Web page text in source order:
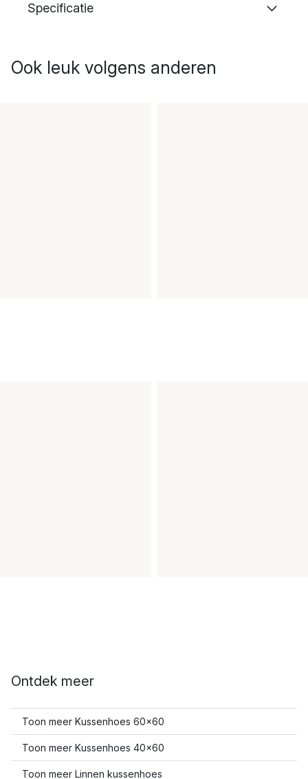
Specificatie
Ook leuk volgens anderen
Ontdek meer
Toon meer Kussenhoes 60x60
Toon meer Kussenhoes 40x60
Toon meer Linnen kussenhoes